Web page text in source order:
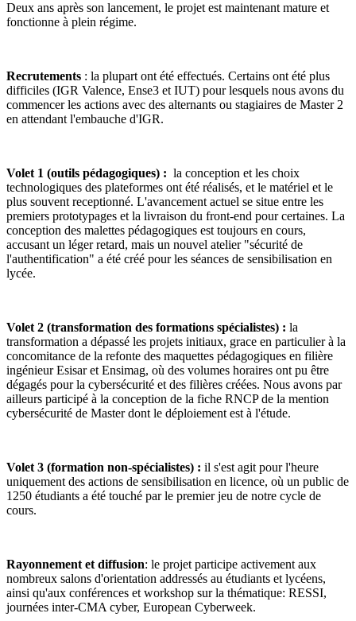
Deux ans après son lancement, le projet est maintenant mature et
fonctionne à plein régime.
Recrutements : la plupart ont été effectués. Certains ont été plus
difficiles (IGR Valence, Ense3 et IUT) pour lesquels nous avons du
commencer les actions avec des alternants ou stagiaires de Master 2
en attendant l'embauche d'IGR.
Volet 1 (outils pédagogiques) : la conception et les choix
technologiques des plateformes ont été réalisés, et le matériel et le
plus souvent receptionné. L'avancement actuel se situe entre les
premiers prototypages et la livraison du front-end pour certaines. La
conception des malettes pédagogiques est toujours en cours,
accusant un léger retard, mais un nouvel atelier "sécurité de
l'authentification" a été créé pour les séances de sensibilisation en
lycée.
Volet 2 (transformation des formations spécialistes) : la
transformation a dépassé les projets initiaux, grace en particulier à la
concomitance de la refonte des maquettes pédagogiques en filière
ingénieur Esisar et Ensimag, où des volumes horaires ont pu être
dégagés pour la cybersécurité et des filières créées. Nous avons par
ailleurs participé à la conception de la fiche RNCP de la mention
cybersécurité de Master dont le déploiement est à l'étude.
Volet 3 (formation non-spécialistes) : il s'est agit pour l'heure
uniquement des actions de sensibilisation en licence, où un public de
1250 étudiants a été touché par le premier jeu de notre cycle de
cours.
Rayonnement et diffusion: le projet participe activement aux
nombreux salons d'orientation addressés au étudiants et lycéens,
ainsi qu'aux conférences et workshop sur la thématique: RESSI,
journées inter-CMA cyber, European Cyberweek.